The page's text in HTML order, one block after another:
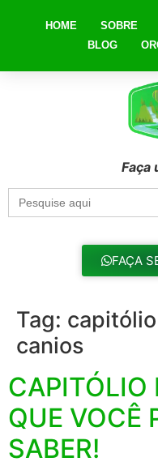
HOME SOBRE
BLOG
Faça
Search
for:
FAÇA
Tag:
canios
CAPITÓLIO
QUE VOCÊ
SABER!